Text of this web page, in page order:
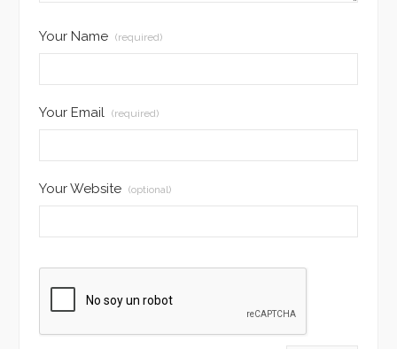
Your Name (required)
Your Email (required)
Your Website (optional)